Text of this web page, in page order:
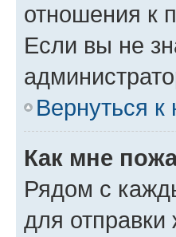
отношения к
Если вы не
Вернуться к
Как мне
Рядом с
для